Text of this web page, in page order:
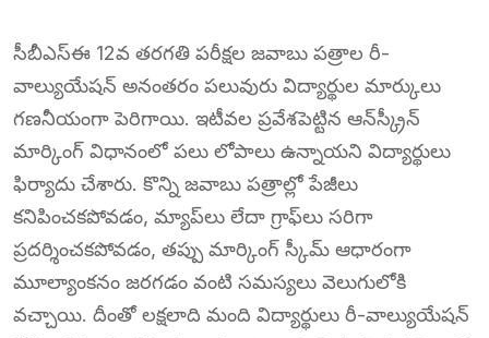
సీబీఎస్ఈ 12వ తరగతి పరీక్షల జవాబు పత్రాల రీ-
వాల్యుయేషన్ అనంతరం పలువురు విద్యార్థుల మార్కులు
గణనీయంగా పెరిగాయి. ఇటీవల ప్రవేశపెట్టిన ఆన్‌స్క్రీన్
మార్కింగ్ విధానంలో పలు లోపాలు ఉన్నాయని విద్యార్థులు
ఫిర్యాదు చేశారు. కొన్ని జవాబు పత్రాల్లో పేజీలు
కనిపించకపోవడం, మ్యాప్‌లు లేదా గ్రాఫ్‌లు సరిగా
ప్రదర్శించకపోవడం, తప్పు మార్కింగ్ స్కీమ్ ఆధారంగా
మూల్యాంకనం జరగడం వంటి సమస్యలు వెలుగులోకి
వచ్చాయి. దీంతో లక్షలాది మంది విద్యార్థులు రీ-వాల్యుయేషన్